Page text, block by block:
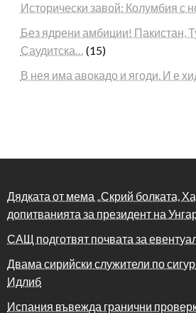
Исторически завой: Колумбия с
Без ядрени амбиции! Пакистан,
Саудитска… (15)
В нея има авокадо и ягоди. И е
Дядката от мема „Скрий болката,
допитванията за президент на
САЩ подготвят почвата за
Двама сирийски служители по
Идлиб
Испания въвежда гранични